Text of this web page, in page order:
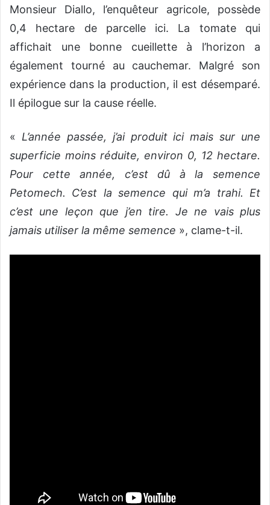
Monsieur Diallo, l’enquêteur agricole, possède
0,4 hectare de parcelle ici. La tomate qui
affichait une bonne cueillette à l’horizon a
également tourné au cauchemar. Malgré son
expérience dans la production, il est désemparé.
Il épilogue sur la cause réelle.
« L’année passée, j’ai produit ici mais sur une
superficie moins réduite, environ 0, 12 hectare.
Pour cette année, c’est dû à la semence
Petomech. C’est la semence qui m’a trahi. Et
c’est une leçon que j’en tire. Je ne vais plus
jamais utiliser la même semence », clame-t-il.